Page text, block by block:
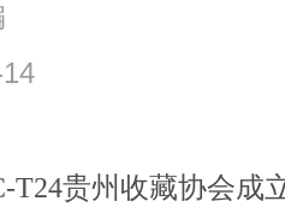
贵州收藏协会成